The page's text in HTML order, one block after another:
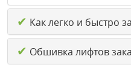
✔ Как легко и быстро
✔ Обшивка лифтов